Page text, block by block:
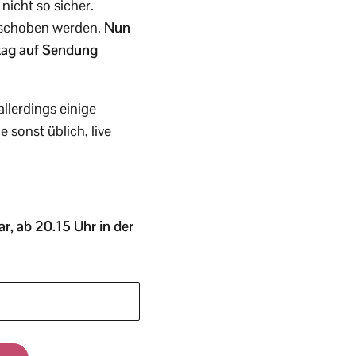
so sicher.
werden. Nun
auf Sendung
einige
sonst üblich, live
ab 20.15 Uhr in der